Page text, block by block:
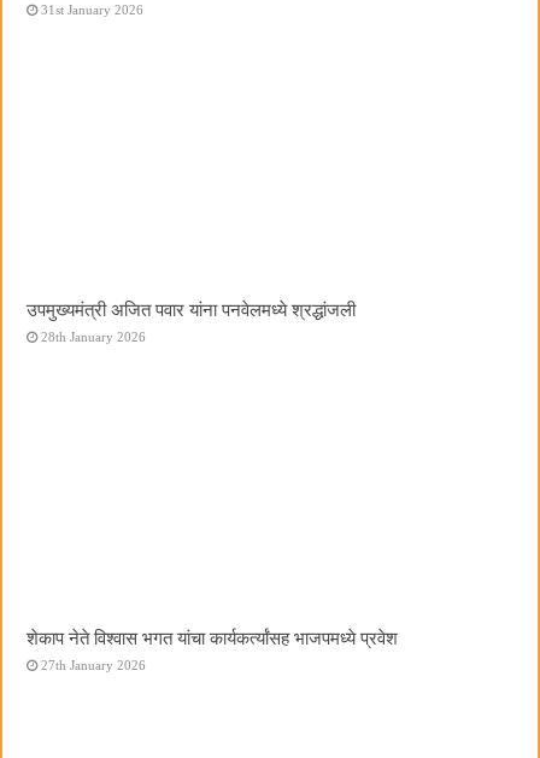
31st January 2026
उपमुख्यमंत्री अजित पवार यांना पनवेलमध्ये श्रद्धांजली
28th January 2026
शेकाप नेते विश्वास भगत यांचा कार्यकर्त्यांसह भाजपमध्ये प्रवेश
27th January 2026